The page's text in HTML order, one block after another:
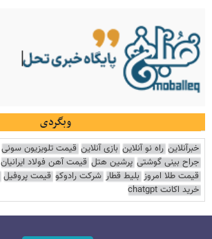
وبگردی
خبرآنلاین راه نو آنلاین بازی آنلاین قیمت تلویزیون سونی
جراح بینی گوشتی پرشین هتل قیمت آهن فولاد ایرانیان
قیمت طلا امروز بلیط قطار شرکت رادوکو قیمت پروفیل
خرید اکانت chatgpt